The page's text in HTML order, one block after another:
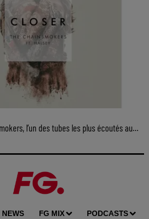
l’un des tubes les plus écoutés au...
NEWS FG MIX PODCASTS